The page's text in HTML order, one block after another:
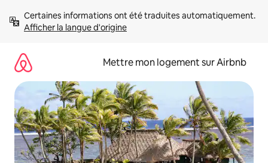
directement
Afficher la langue d'origine
Mettre mon logement sur Airbnb